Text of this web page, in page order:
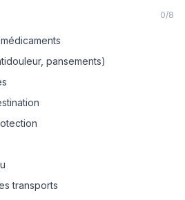
0/8
pansements)
transports